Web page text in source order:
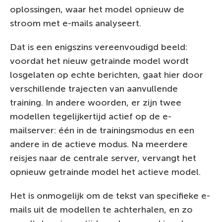
oplossingen, waar het model opnieuw de
stroom met e-mails analyseert.
Dat is een enigszins vereenvoudigd beeld:
voordat het nieuw getrainde model wordt
losgelaten op echte berichten, gaat hier door
verschillende trajecten van aanvullende
training. In andere woorden, er zijn twee
modellen tegelijkertijd actief op de e-
mailserver: één in de trainingsmodus en een
andere in de actieve modus. Na meerdere
reisjes naar de centrale server, vervangt het
opnieuw getrainde model het actieve model.
Het is onmogelijk om de tekst van specifieke e-
mails uit de modellen te achterhalen, en zo